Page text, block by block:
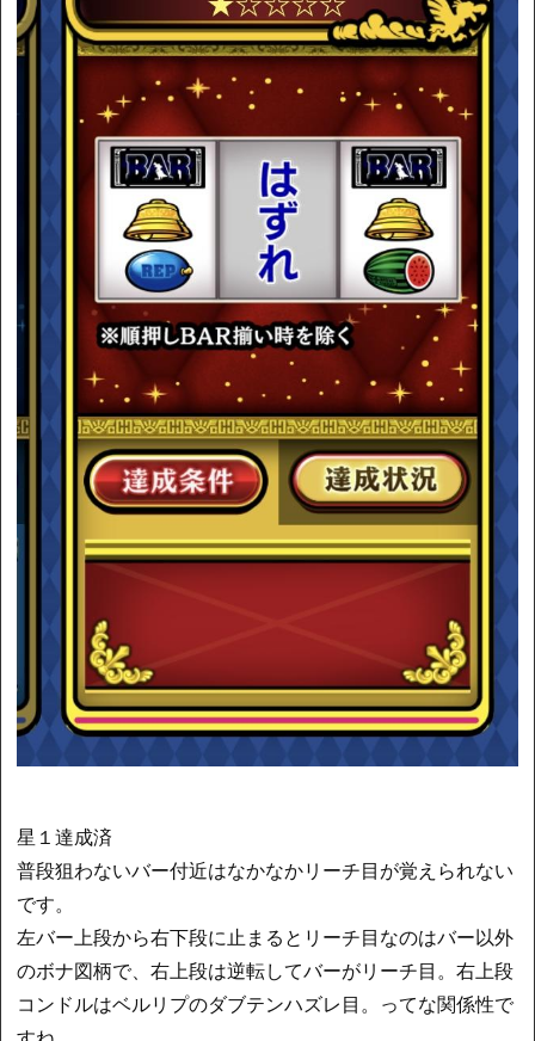
星１達成済
普段狙わないバー付近はなかなかリーチ目が覚えられない
です。
左バー上段から右下段に止まるとリーチ目なのはバー以外
のボナ図柄で、右上段は逆転してバーがリーチ目。右上段
コンドルはベルリプのダブテンハズレ目。ってな関係性で